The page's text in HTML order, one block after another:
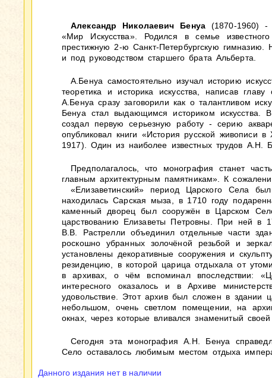
Александр Николаевич Бенуа (1870-1960) -
«Мир Искусства». Родился в семье
престижную 2-ю Санкт-Петербургскую гимназию.
и под руководством старшего брата Альберта.
А.Бенуа самостоятельно изучал историю
теоретика и историка искусства, написав
А.Бенуа сразу заговорили как о талантливом
Бенуа стал выдающимся историком
создал первую серьезную работу - серию
опубликовал книги «История русской
1917). Один из наиболее известных трудов А.Н.
Предполагалось, что монография станет
главным архитектурным памятникам». К
«Елизаветинский» период Царского Села
находилась Сарская мыза, в 1710 году
каменный дворец был сооружён в Царском
царствованию Елизаветы Петровны. При ней в
В.В. Растрелли объединил отдельные части
роскошно убранных золочёной резьбой и
установлены декоративные сооружения и
резиденцию, в которой царица отдыхала от
в архивах, о чём вспоминал впоследствии:
интересного оказалось и в Архиве
удовольствие. Этот архив был сложен в здании
небольшом, очень светлом помещении, на
окнах, через которые вливался знаменитый
Сегодня эта монография А.Н. Бенуа
Село оставалось любимым местом отдыха
Данного издания нет в наличии